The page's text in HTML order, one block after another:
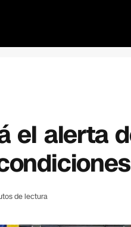
el alerta
de lectura